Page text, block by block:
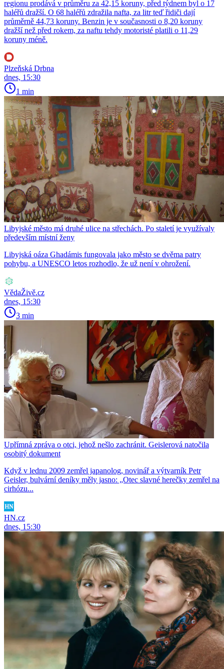
regionu prodává v průměru za 42,15 koruny, před týdnem byl o 17
haléřů dražší. O 68 haléřů zdražila nafta, za litr teď řidiči dají
průměrně 44,73 koruny. Benzin je v současnosti o 8,20 koruny
dražší než před rokem, za naftu tehdy motoristé platili o 11,29
koruny méně.
Plzeňská Drbna
dnes, 15:30
1 min
Libyjské město má druhé ulice na střechách. Po staletí je využívaly
především místní ženy
Libyjská oáza Ghadámis fungovala jako město se dvěma patry
pohybu, a UNESCO letos rozhodlo, že už není v ohrožení.
VědaŽivě.cz
dnes, 15:30
3 min
Upřímná zpráva o otci, jehož nešlo zachránit. Geislerová natočila
osobitý dokument
Když v lednu 2009 zemřel japanolog, novinář a výtvarník Petr
Geisler, bulvární deníky měly jasno: „Otec slavné herečky zemřel na
cirhózu...
HN.cz
dnes, 15:30